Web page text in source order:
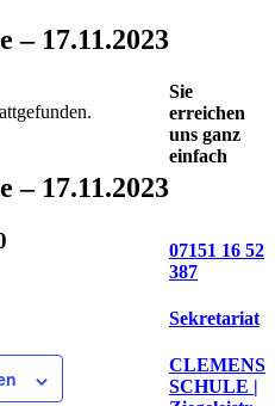
– 17.11.2023
– 17.11.2023
Sie
erreichen
uns ganz
einfach
07151 16 52
387
Sekretariat
CLEMENS
SCHULE |